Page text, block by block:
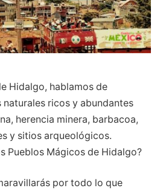
Hidalgo, hablamos de
ricos y abundantes
herencia minera, barbacoa,
y sitios arqueológicos.
Pueblos Mágicos de Hidalgo?
por todo lo que